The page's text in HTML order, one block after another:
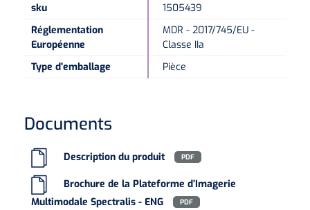
sku
1505439
Réglementation
Européenne
MDR - 2017/745/EU -
Classe IIa
Type d'emballage
Pièce
Documents
Description du produit PDF
Brochure de la Plateforme d’Imagerie
Multimodale Spectralis - ENG
PDF